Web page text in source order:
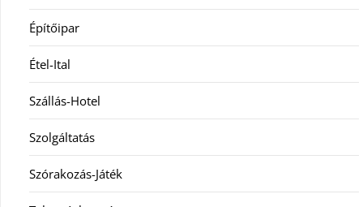
Építőipar
Étel-Ital
Szállás-Hotel
Szolgáltatás
Szórakozás-Játék